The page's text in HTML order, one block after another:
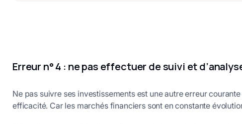
Erreur n° 4 : ne pas effectuer de suivi et
Ne pas suivre ses investissements est une autre erreur
efficacité. Car les marchés financiers sont en constante